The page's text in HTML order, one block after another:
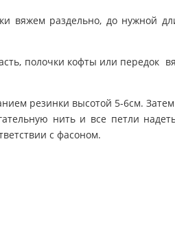
вяжем раздельно, до нужной
полочки кофты или передок
резинки высотой 5-6см. Затем
нить и все петли
с фасоном.